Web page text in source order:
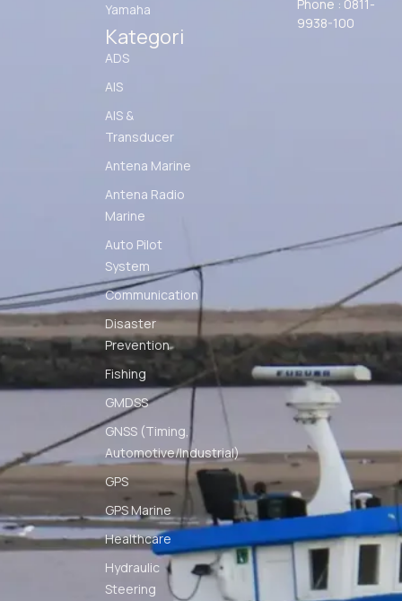
Yamaha
Kategori
ADS
AIS
AIS &
Transducer
Antena Marine
Antena Radio
Marine
Auto Pilot
System
Communication
Disaster
Prevention
Fishing
GMDSS
GNSS (Timing,
Automotive/Industrial)
GPS
GPS Marine
Healthcare
Hydraulic
Steering
Phone : 0811-
9938-100